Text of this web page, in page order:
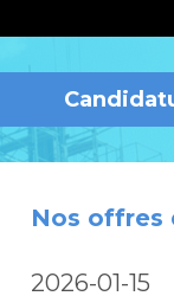
Nos offres
2026-01-15